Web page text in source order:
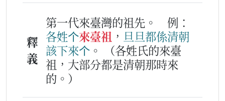
釋
義
第一代來臺灣的祖先。
例：
各姓个來臺祖 ， 旦 旦都係清朝
該下來个 。
（各姓氏的來臺
祖，大部分都是清朝那時來
的。）